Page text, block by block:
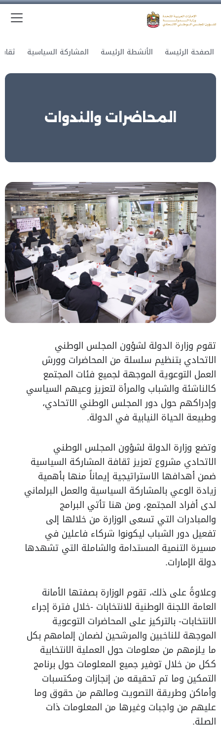
الصفحة الرئيسة الأنشطة الرئيسة المشاركة السياسية
المحاضرات والندوات
تقوم وزارة الدولة لشؤون المجلس الوطني
الاتحادي بتنظيم سلسلة من المحاضرات وورش
العمل التوعوية الموجهة لجميع فئات المجتمع
كالناشئة والشباب والمرأة لتعزيز وعيهم السياسي
وإدراكهم حول دور المجلس الوطني الاتحادي،
وطبيعة الحياة النيابية في الدولة.
وتضع وزارة الدولة لشؤون المجلس الوطني
الاتحادي مشروع تعزيز ثقافة المشاركة السياسية
ضمن أهدافها الاستراتيجية إيماناً منها بأهمية
زيادة الوعي بالمشاركة السياسية والعمل البرلماني
لدى أفراد المجتمع، ومن هنا تأتي البرامج
والمبادرات التي تسعى الوزارة من خلالها إلى
تفعيل دور الشباب ليكونوا شركاء فاعلين في
مسيرة التنمية المستدامة والشاملة التي تشهدها
دولة الإمارات.
وعلاوةً على ذلك، تقوم الوزارة بصفتها الأمانة
العامة اللجنة الوطنية للانتخابات -خلال فترة إجراء
الانتخابات- بالتركيز على المحاضرات التوعوية
الموجهة للناخبين والمرشحين لضمان إلمامهم بكل
ما يلزمهم من معلومات حول العملية الانتخابية
ككل من خلال توفير جميع المعلومات حول برنامج
التمكين وما تم تحقيقه من إنجازات ومكتسبات
وأماكن وطريقة التصويت ومالهم من حقوق وما
عليهم من واجبات وغيرها من المعلومات ذات
الصلة.